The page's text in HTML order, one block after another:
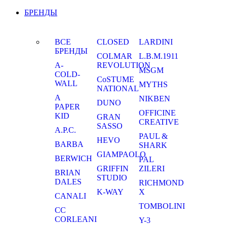
БРЕНДЫ
ВСЕ
БРЕНДЫ
A-
COLD-
WALL
A
PAPER
KID
A.P.C.
BARBA
BERWICH
BRIAN
DALES
CANALI
CC
CORLEANI
CLOSED
COLMAR
REVOLUTION
CoSTUME
NATIONAL
DUNO
GRAN
SASSO
HEVO
GIAMPAOLO
GRIFFIN
STUDIO
K-WAY
LARDINI
L.B.M.1911
MSGM
MYTHS
NIKBEN
OFFICINE
CREATIVE
PAUL &
SHARK
PAL
ZILERI
RICHMOND
X
TOMBOLINI
Y-3